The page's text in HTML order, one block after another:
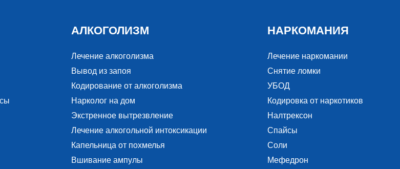
АЛКОГОЛИЗМ
Лечение алкоголизма
Вывод из запоя
Кодирование от алкоголизма
Нарколог на дом
Экстренное вытрезвление
Лечение алкогольной интоксикации
Капельница от похмелья
Вшивание ампулы
НАРКОМАНИЯ
Лечение наркомании
Снятие ломки
УБОД
Кодировка от наркотиков
Налтрексон
Спайсы
Соли
Мефедрон